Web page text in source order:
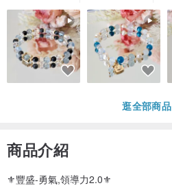
逛全部商品
商品介紹
⚜️豐盛-勇氣,領導力2.0⚜️